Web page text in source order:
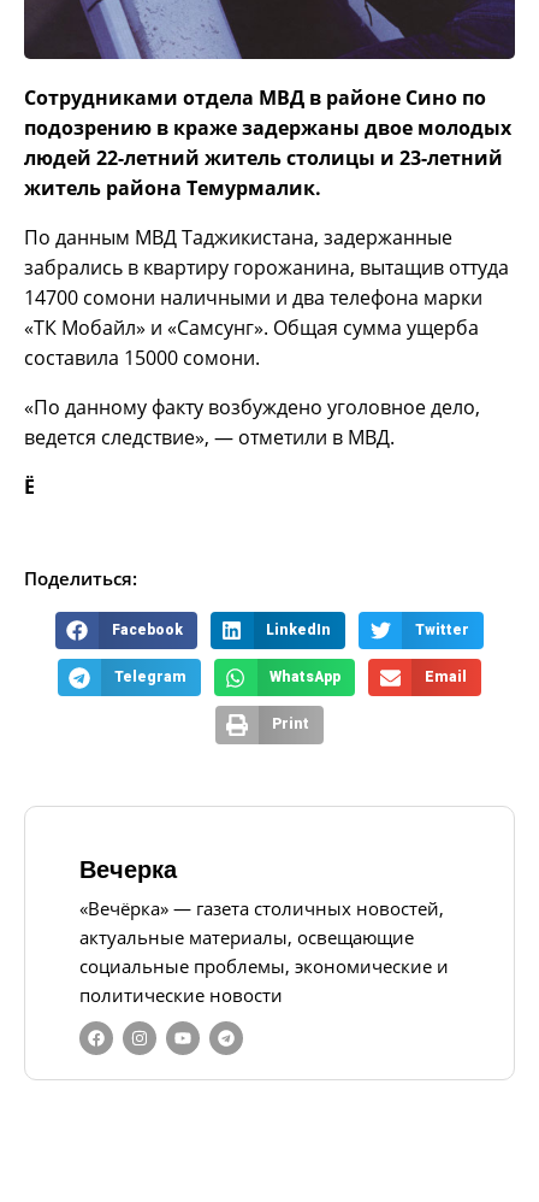
Сотрудниками отдела МВД в районе Сино по
подозрению в краже задержаны двое молодых
людей 22-летний житель столицы и 23-летний
житель района Темурмалик.
По данным МВД Таджикистана, задержанные
забрались в квартиру горожанина, вытащив оттуда
14700 сомони наличными и два телефона марки
«ТК Мобайл» и «Самсунг». Общая сумма ущерба
составила 15000 сомони.
«По данному факту возбуждено уголовное дело,
ведется следствие», — отметили в МВД.
Ё
Поделиться:
Facebook LinkedIn Twitter
Telegram WhatsApp Email
Print
Вечерка
«Вечёрка» — газета столичных новостей,
актуальные материалы, освещающие
социальные проблемы, экономические и
политические новости